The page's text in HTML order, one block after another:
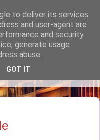
Dich in ihr
ein wenig über meine
to deliver its services
and user-agent are
and security
generate usage
abuse.
GOT IT